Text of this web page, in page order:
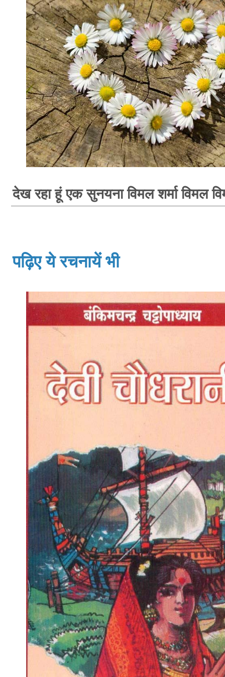
देख रहा हूं एक सुनयना विमल शर्मा विमल
पढ़िए ये रचनायें भी